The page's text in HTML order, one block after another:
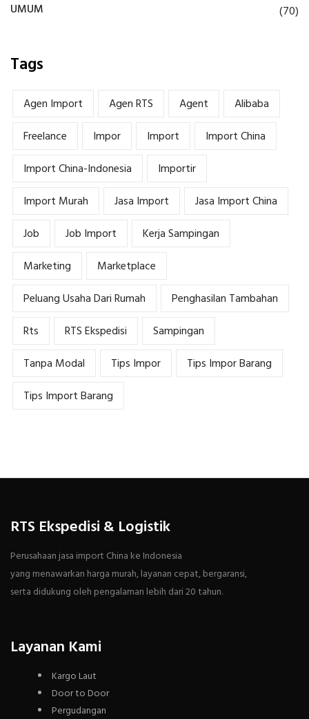
UMUM
(70)
Tags
Agen Import Agen RTS Agent
Alibaba
Freelance
Impor Import
Import China
Import China-Indonesia
Importir
Import Murah
Jasa Import
Jasa Import China
Job
Job Import
Kerja Sampingan
Marketing
Marketplace
Peluang Usaha Dari Rumah
Penghasilan Tambahan
Rts
RTS Ekspedisi
Sampingan
Tanpa Modal
Tips Impor
Tips Impor Barang
Tips Import Barang
RTS Ekspedisi & Logistik
Perusahaan jasa import China ke Indonesia
yang menawarkan harga murah, layanan cepat, bergaransi,
serta didukung oleh pengalaman lebih dari 20 tahun.
Layanan Kami
Kargo Laut
Door to Door
Pergudangan